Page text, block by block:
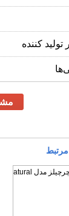
کننده